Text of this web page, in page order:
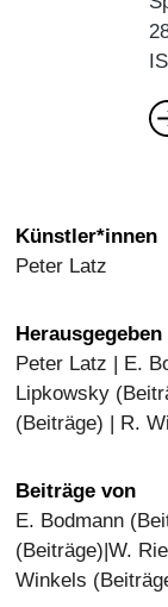
Künstler*innen
Peter Latz
Herausgegeben
Peter Latz | E.
Lipkowsky
(Beiträge) | R.
Beiträge von
E. Bodmann
(Beiträge)|W.
Winkels